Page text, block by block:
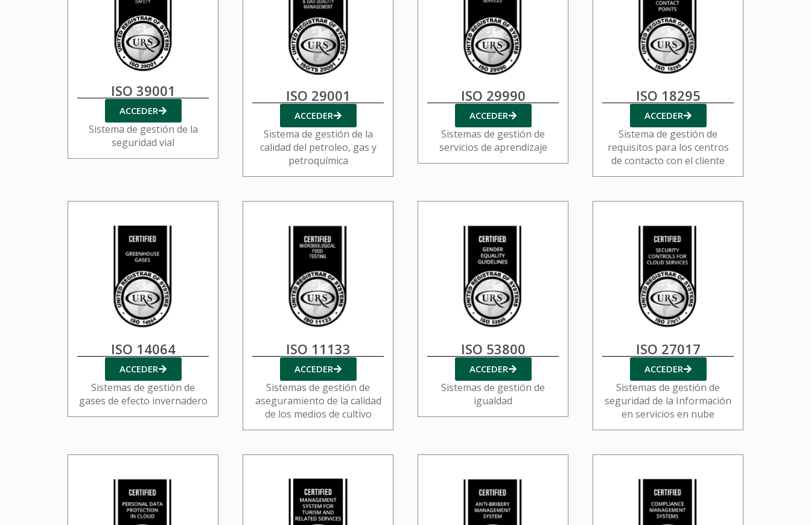
ISO 39001
ACCEDER
Sistema de gestión de la
seguridad vial
ISO 29001
ACCEDER
Sistema de gestión de la
calidad del petroleo, gas y
petroquímica
ISO 29990
ACCEDER
Sistemas de gestión de
servicios de aprendizaje
ISO 18295
ACCEDER
Sistema de gestión de
requisitos para los centros
de contacto con el cliente
ISO 14064
ACCEDER
Sistemas de gestión de
gases de efecto invernadero
ISO 11133
ACCEDER
Sistemas de gestión de
aseguramiento de la calidad
de los medios de cultivo
ISO 53800
ACCEDER
Sistemas de gestión de
igualdad
ISO 27017
ACCEDER
Sistemas de gestión de
seguridad de la Información
en servicios en nube